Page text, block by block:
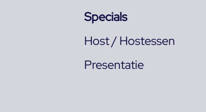
Specials
Host / Hostessen
Presentatie